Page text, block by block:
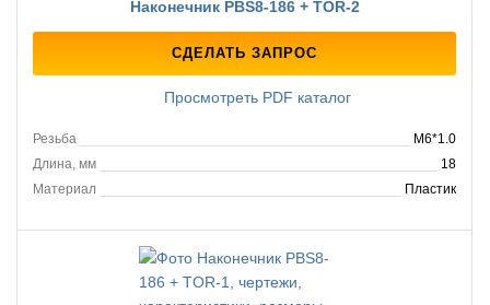
Наконечник PBS8-186 + TOR-2
СДЕЛАТЬ ЗАПРОС
Просмотреть PDF каталог
Резьба
M6*1.0
Длина, мм
18
Материал
Пластик